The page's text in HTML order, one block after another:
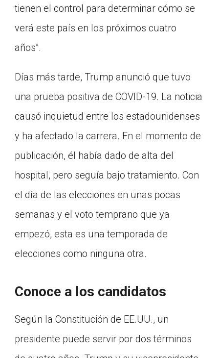
tienen el control para determinar cómo se
verá este país en los próximos cuatro
años”.
Días más tarde, Trump anunció que tuvo
una prueba positiva de COVID-19. La noticia
causó inquietud entre los estadounidenses
y ha afectado la carrera. En el momento de
publicación, él había dado de alta del
hospital, pero seguía bajo tratamiento. Con
el día de las elecciones en unas pocas
semanas y el voto temprano que ya
empezó, esta es una temporada de
elecciones como ninguna otra.
Conoce a los candidatos
Según la Constitución de EE.UU., un
presidente puede servir por dos términos